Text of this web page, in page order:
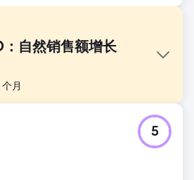
：自然销售额增长
个月
的SEO专业知识和时间，无法有效地优
化工作限制了网站的曝光度，导致自
数量减少。由于网站是重要的销售渠
户，提高用户参与度，并促进更多线
5